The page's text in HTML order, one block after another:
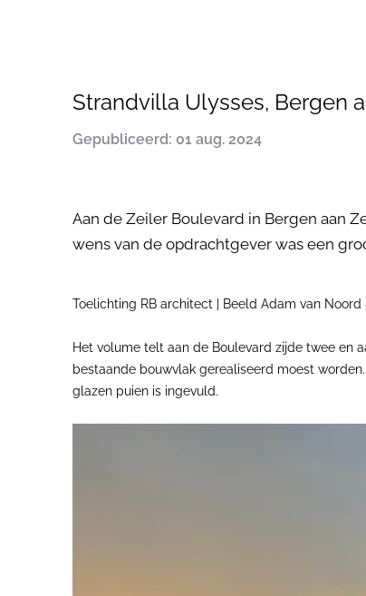
Strandvilla Ulysses, Bergen
Gepubliceerd: 01 aug. 2024
Aan de Zeiler Boulevard in Bergen aan
wens van de opdrachtgever was een
Toelichting RB architect | Beeld Adam van Noord
Het volume telt aan de Boulevard zijde twee en
bestaande bouwvlak gerealiseerd moest
glazen puien is ingevuld.